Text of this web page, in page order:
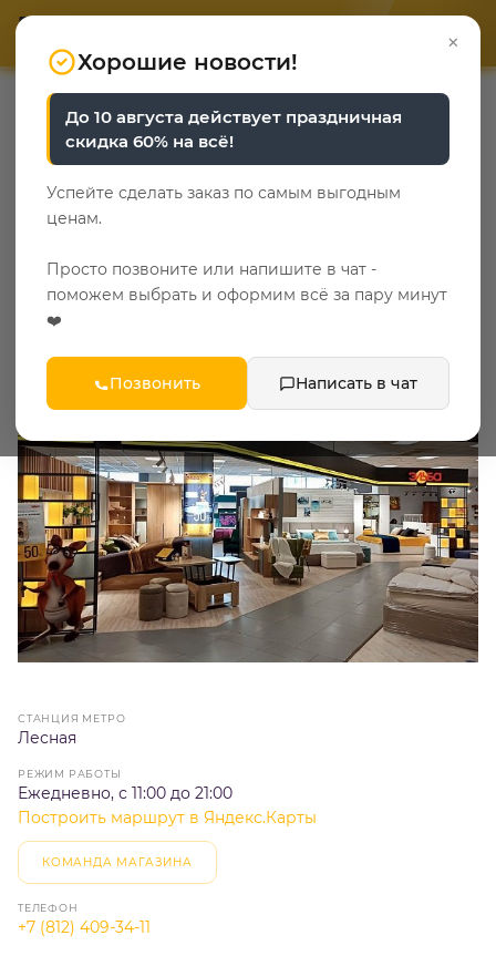
0
АДРЕС
Фирменный салон в ТК
"Мебель Сити 2", г. Санкт-
Петербург, ул.
этаж, секция 2-40
СТАНЦИЯ МЕТРО
Лесная
РЕЖИМ РАБОТЫ
Ежедневно, с 11:00 до 21:00
Построить маршрут в Яндекс.Карты
КОМАНДА МАГАЗИНА
ТЕЛЕФОН
+7 (812) 409-34-11
×
Хорошие новости!
До 10 августа действует праздничная
скидка 60% на всё!
Успейте сделать заказ по самым выгодным
ценам.
Просто позвоните или напишите в чат -
поможем выбрать и оформим всё за пару минут
❤️
Позвонить Написать в чат